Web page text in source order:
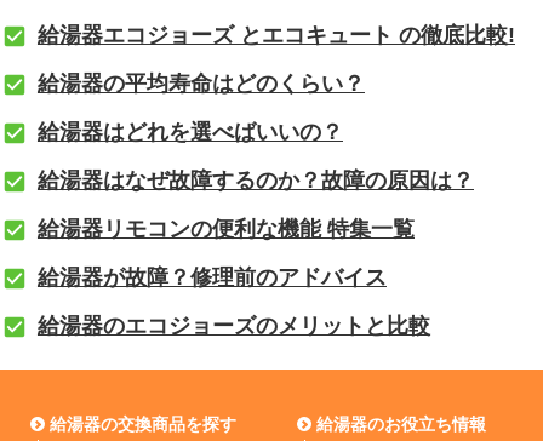
給湯器エコジョーズ とエコキュート の徹底比較!
給湯器の平均寿命はどのくらい？
給湯器はどれを選べばいいの？
給湯器はなぜ故障するのか？故障の原因は？
給湯器リモコンの便利な機能 特集一覧
給湯器が故障？修理前のアドバイス
給湯器のエコジョーズのメリットと比較
給湯器の交換商品を探す 給湯器のお役立ち情報